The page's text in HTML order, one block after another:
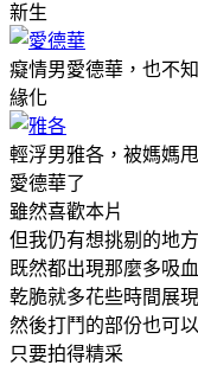
新生
癡情男愛德華，也不
緣化
輕浮男雅各，被媽媽
愛德華了
雖然喜歡本片
但我仍有想挑剔的地方
既然都出現那麼多吸
乾脆就多花些時間展
然後打鬥的部份也可
只要拍得精采